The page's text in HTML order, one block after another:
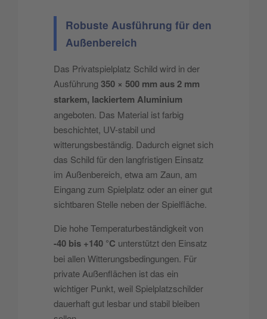
Robuste Ausführung für den
Außenbereich
Das Privatspielplatz Schild wird in der
Ausführung 350 × 500 mm aus 2 mm
starkem, lackiertem Aluminium
angeboten. Das Material ist farbig
beschichtet, UV-stabil und
witterungsbeständig. Dadurch eignet sich
das Schild für den langfristigen Einsatz
im Außenbereich, etwa am Zaun, am
Eingang zum Spielplatz oder an einer gut
sichtbaren Stelle neben der Spielfläche.
Die hohe Temperaturbeständigkeit von
-40 bis +140 °C unterstützt den Einsatz
bei allen Witterungsbedingungen. Für
private Außenflächen ist das ein
wichtiger Punkt, weil Spielplatzschilder
dauerhaft gut lesbar und stabil bleiben